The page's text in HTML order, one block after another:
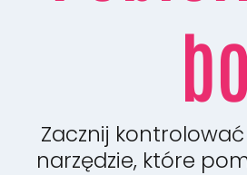
Zacznij
narzędzie, które